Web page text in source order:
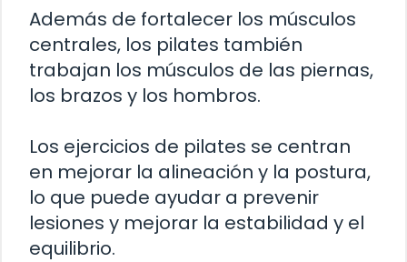
Además de fortalecer los músculos
centrales, los pilates también
trabajan los músculos de las piernas,
los brazos y los hombros.
Los ejercicios de pilates se centran
en mejorar la alineación y la postura,
lo que puede ayudar a prevenir
lesiones y mejorar la estabilidad y el
equilibrio.